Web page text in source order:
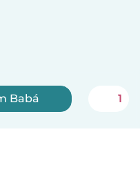
Babá 1